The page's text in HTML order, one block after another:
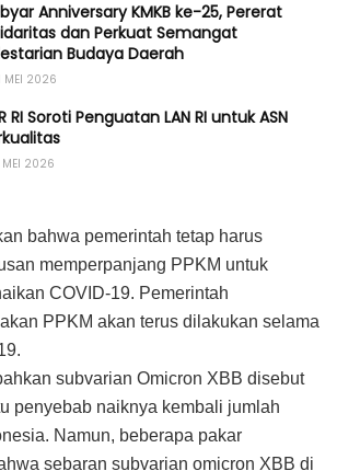
Anniversary KMKB ke-25, Pererat
dan Perkuat Semangat
Budaya Daerah
MEI 2026
RI Soroti Penguatan LAN RI untuk ASN
2026
bahwa pemerintah tetap harus
memperpanjang PPKM untuk
COVID-19. Pemerintah
PPKM akan terus dilakukan selama
subvarian Omicron XBB disebut
penyebab naiknya kembali jumlah
Namun, beberapa pakar
sebaran subvarian omicron XBB di